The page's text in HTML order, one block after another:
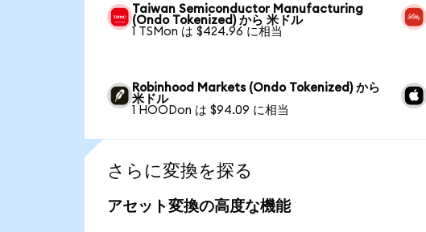
Taiwan Semiconductor Manufacturing
(Ondo Tokenized) から 米ドル
1 TSMon は $424.96 に相当
Robinhood Markets (Ondo Tokenized) から
米ドル
1 HOODon は $94.09 に相当
さらに変換を探る
アセット変換の高度な機能